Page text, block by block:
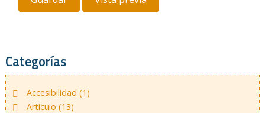
Categorías
Accesibilidad (1)
Artículo (13)